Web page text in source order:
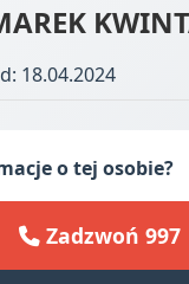
18.04.2024
o tej osobie?
Zadzwoń 997